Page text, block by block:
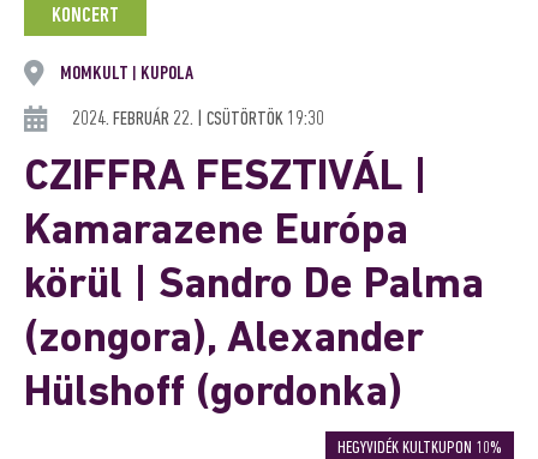
KONCERT
MOMKULT KUPOLA
2024. FEBRUÁR 22. | CSÜTÖRTÖK 19:30
CZIFFRA FESZTIVÁL |
Kamarazene Európa
körül | Sandro De Palma
(zongora), Alexander
Hülshoff (gordonka)
HEGYVIDÉK KULTKUPON 10%